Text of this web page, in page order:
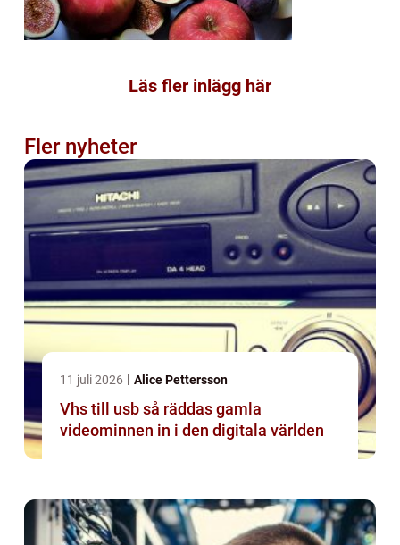
Läs fler inlägg här
Fler nyheter
11 juli 2026 Alice Pettersson
Vhs till usb så räddas gamla
videominnen in i den digitala världen